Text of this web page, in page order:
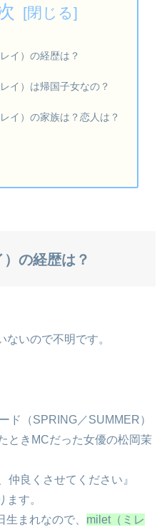
イ）の経歴は？
イ）は帰国子女なの？
イ）の家族は？恋人は？
の経歴は？
いので不明です。
ド（SPRING／SUMMER）
ときMCだった女優の松岡茉
仲良くさせてください』
ます。
まれなので、 milet（ミレ